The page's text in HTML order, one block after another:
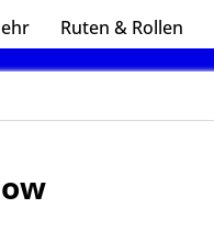
Ruten & Rollen